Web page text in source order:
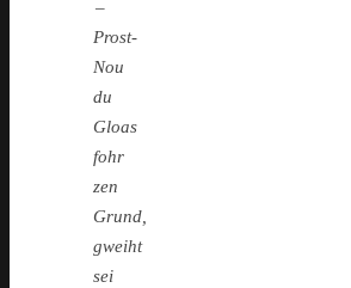
–
Prost-
Nou
du
Gloas
fohr
zen
Grund,
gweiht
sei